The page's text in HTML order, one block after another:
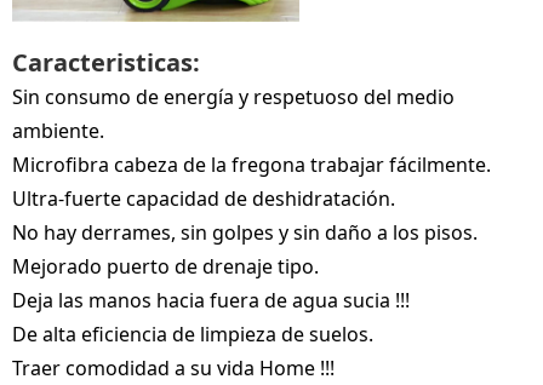
Caracteristicas:
Sin consumo de energía y respetuoso del medio
ambiente.
Microfibra cabeza de la fregona trabajar fácilmente.
Ultra-fuerte capacidad de deshidratación.
No hay derrames, sin golpes y sin daño a los pisos.
Mejorado puerto de drenaje tipo.
Deja las manos hacia fuera de agua sucia !!!
De alta eficiencia de limpieza de suelos.
Traer comodidad a su vida Home !!!